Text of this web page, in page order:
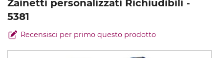
Zainetti personalizzati Richiudibili -
5381
Recensisci per primo questo prodotto